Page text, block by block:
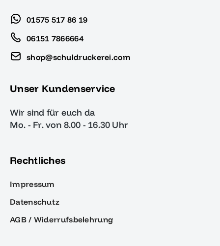
01575 517 86 19
06151 7866664
shop@schuldruckerei.com
Unser Kundenservice
Wir sind für euch da
Mo. - Fr. von 8.00 - 16.30 Uhr
Rechtliches
Impressum
Datenschutz
AGB / Widerrufsbelehrung